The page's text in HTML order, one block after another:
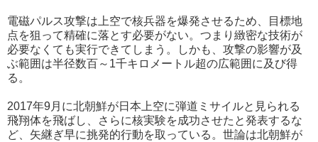
電磁パルス攻撃は上空で核兵器を爆発させるため、目標地
点を狙って精確に落とす必要がない。つまり緻密な技術が
必要なくても実行できてしまう。しかも、攻撃の影響が及
ぶ範囲は半径数百～1千キロメートル超の広範囲に及び得
る。
2017年9月に北朝鮮が日本上空に弾道ミサイルと見られる
飛翔体を飛ばし、さらに核実験を成功させたと発表するな
ど、矢継ぎ早に挑発的行動を取っている。世論は北朝鮮が